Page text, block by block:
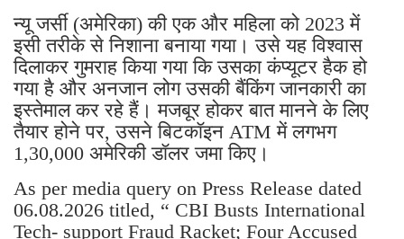
न्यू जर्सी (अमेरिका) की एक और महिला को 2023 में
इसी तरीके से निशाना बनाया गया। उसे यह विश्वास
दिलाकर गुमराह किया गया कि उसका कंप्यूटर हैक हो
गया है और अनजान लोग उसकी बैंकिंग जानकारी का
इस्तेमाल कर रहे हैं। मजबूर होकर बात मानने के लिए
तैयार होने पर, उसने बिटकॉइन ATM में लगभग
1,30,000 अमेरिकी डॉलर जमा किए।
As per media query on Press Release dated
06.08.2026 titled, “ CBI Busts International
Tech- support Fraud Racket; Four Accused